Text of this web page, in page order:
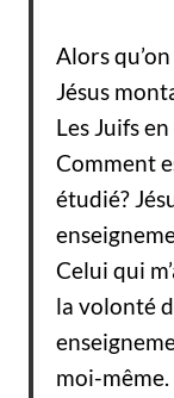
Alors
Jésus
Les Juifs
Comment
étudié?
Celui qui
la volonté
moi-